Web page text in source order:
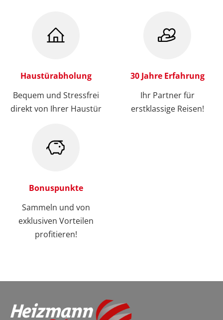
Haustürabholung
Bequem und Stressfrei
direkt von Ihrer Haustür
30 Jahre Erfahrung
Ihr Partner für
erstklassige Reisen!
Bonuspunkte
Sammeln und von
exklusiven Vorteilen
profitieren!